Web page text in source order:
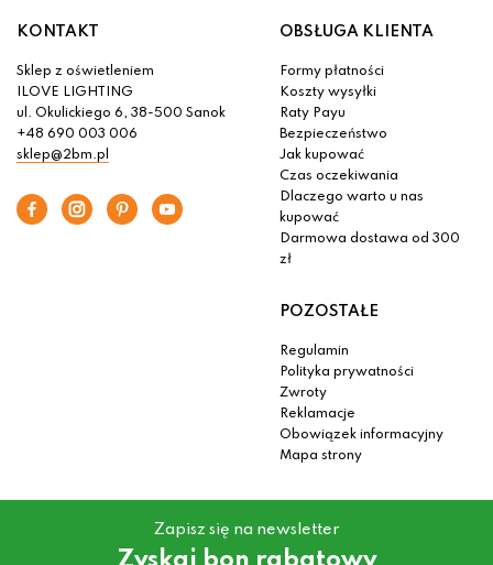
KONTAKT
Sklep z oświetleniem
ILOVE LIGHTING
ul. Okulickiego 6, 38-500 Sanok
+48 690 003 006
sklep@2bm.pl
OBSŁUGA KLIENTA
Formy płatności
Koszty wysyłki
Raty Payu
Bezpieczeństwo
Jak kupować
Czas oczekiwania
Dlaczego warto u nas
kupować
Darmowa dostawa od 300
zł
POZOSTAŁE
Regulamin
Polityka prywatności
Zwroty
Reklamacje
Obowiązek informacyjny
Mapa strony
Zapisz się na newsletter